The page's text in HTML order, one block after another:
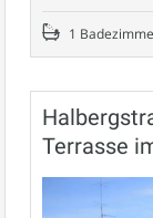
1
Terrasse